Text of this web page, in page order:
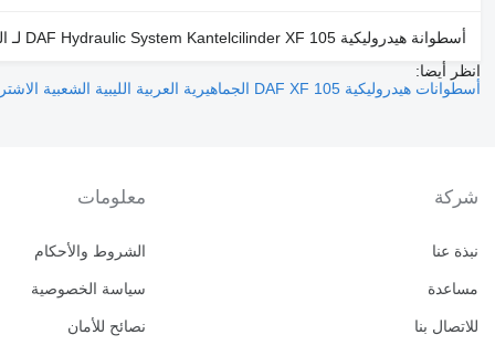
أسطوانة هيدروليكية DAF Hydraulic System Kantelcilinder XF 105 لـ الشاحنات
انظر أيضا:
أسطوانات هيدروليكية DAF XF 105 الجماهيرية العربية الليبية الشعبية الاشتراكية لـ الشاحنات
شركة
نبذة عنا
مساعدة
للاتصال بنا
معلومات
الشروط والأحكام
سياسة الخصوصية
نصائح للأمان